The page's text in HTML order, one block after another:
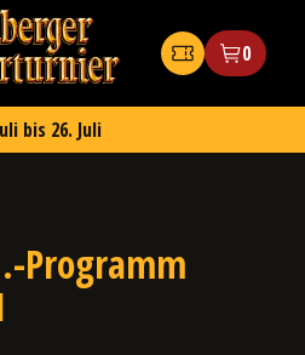
Tickets 0
bis 26. Juli
Programm